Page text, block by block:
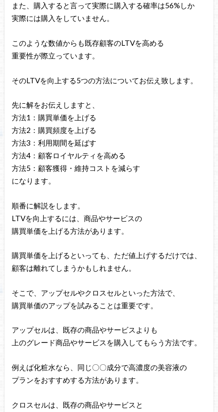
また、購入すると言って実際に購入する確率は56%しか
実際には購入をしていません。
このような数値からも既存顧客のLTVを高める
重要性が際立っています。
そのLTVを向上する5つの方法についてお伝え致します。
先に解をお伝えしますと、
方法1：購買単価を上げる
方法2：購買頻度を上げる
方法3：利用期間を延ばす
方法4：顧客ロイヤルティを高める
方法5：顧客獲得・維持コストを減らす
になります。
順番に解説をします。
LTVを向上するには、商品やサービスの
購買単価を上げる方法があります。
購買単価を上げるといっても、ただ値上げするだけでは、
顧客は離れてしまうかもしれません。
そこで、アップセルやクロスセルといった方法で、
購買単価のアップを試みることは重要です。
アップセルは、既存の商品やサービスよりも
上のグレード商品やサービスを購入してもらう方法です。
例えば化粧水なら、同じ〇〇成分で高濃度の美容液の
プランをおすすめする方法があります。
クロスセルは、既存の商品やサービスと